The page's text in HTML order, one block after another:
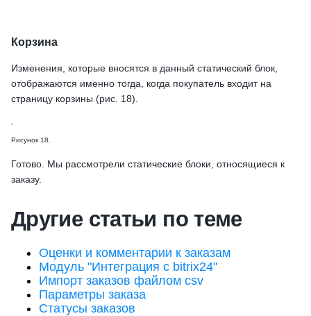
Корзина
Изменения, которые вносятся в данный статический блок,
отображаются именно тогда, когда покупатель входит на
страницу корзины (рис. 18).
Рисунок 18.
Готово. Мы рассмотрели статические блоки, относящиеся к
заказу.
Другие статьи по теме
Оценки и комментарии к заказам
Модуль "Интеграция с bitrix24"
Импорт заказов файлом csv
Параметры заказа
Статусы заказов